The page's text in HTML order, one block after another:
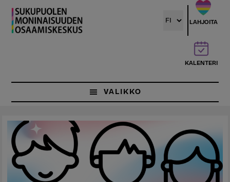
Hyppää
pääsisältöön
LAHJOITA
KALENTERI
VALIKKO